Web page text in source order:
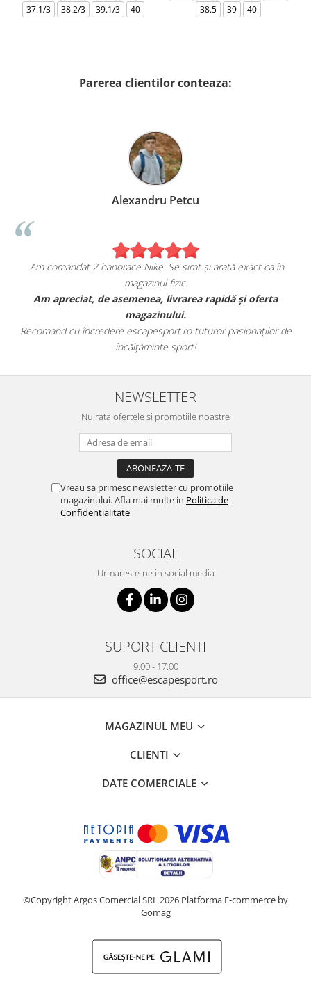
37.1/3
38.2/3 39.1/3 40
38.5
39 40
Parerea clientilor conteaza:
Alexandru Petcu
Am comandat 2 hanorace Nike. Se simt și arată exact ca în
magazinul fizic.
Am apreciat, de asemenea, livrarea rapidă și oferta
magazinului.
Recomand cu încredere escapesport.ro tuturor pasionaților de
încălțăminte sport!
NEWSLETTER
Nu rata ofertele si promotiile noastre
Vreau sa primesc newsletter cu promotiile
magazinului. Afla mai multe in Politica de
Confidentialitate
SOCIAL
Urmareste-ne in social media
SUPORT CLIENTI
9:00 - 17:00
office@escapesport.ro
MAGAZINUL MEU
CLIENTI
DATE COMERCIALE
©Copyright Argos Comercial SRL 2026 Platforma E-commerce by
Gomag